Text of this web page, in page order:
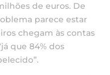
de euros. De
parece estar
chegam às contas
que 84% dos